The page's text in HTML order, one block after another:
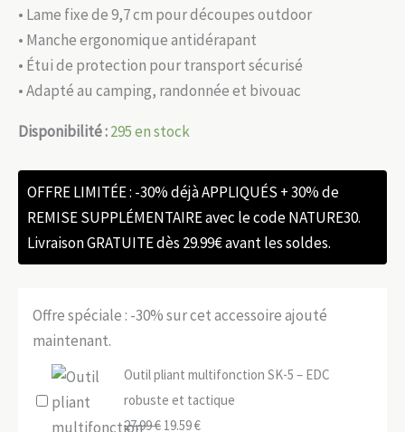
• Lame fixe de 9,7 cm pour découpes outdoor
• Manche ergonomique antidérapant
• Étui de protection pour transport sécurisé
• Adapté au camping, randonnée et bivouac
Disponibilité :295 en stock
OFFRE LIMITÉE : -30% déjà APPLIQUÉS + 30% de
REMISE SUPPLÉMENTAIRE avec le code NATURE30.
Livraison GRATUITE dès 29.99€ avant les soldes.
Offre spéciale : -30% sur cet accessoire ajouté
maintenant.
Outil pliant multifonction SK-5 – EDC
robuste et tactique
27.99€ Le
19.59€Le